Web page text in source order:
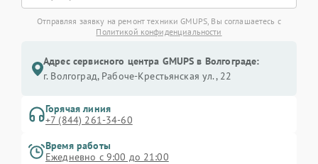
Отправляя заявку на ремонт техники GMUPS, Вы соглашаетесь с
Политикой конфиденциальности
Адрес сервисного центра GMUPS в Волгограде:
г. Волгоград, Рабоче-Крестьянская ул., 22
Горячая линия
+7 (844) 261-34-60
Время работы
Ежедневно с 9:00 до 21:00